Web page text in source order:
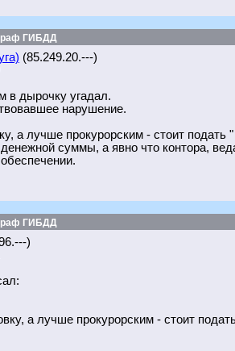
ГИБДД
(85.249.20.---)
в дырочку угадал.
нарушение.
а лучше прокурорским - стоит подать
суммы, а явно что контора,
ГИБДД
)
а лучше прокурорским - стоит